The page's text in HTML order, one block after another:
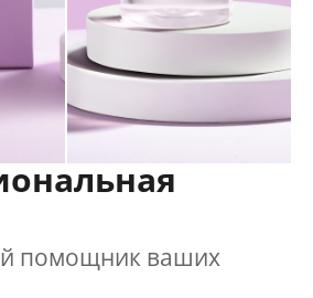
помощник ваших